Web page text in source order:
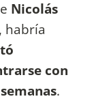
Nicolás
habría
con
.